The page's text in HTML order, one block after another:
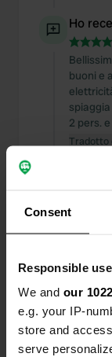
Consent
Responsible
We and our
e.g. your IP-
store and
serve
Ho
buoni e
2 pers.
Tradotto